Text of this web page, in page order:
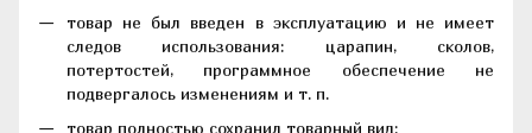
товар не был введен в эксплуатацию и не имеет
следов использования: царапин, сколов,
потертостей, программное обеспечение не
подвергалось изменениям и т. п.
товар полностью сохранил товарный вид;